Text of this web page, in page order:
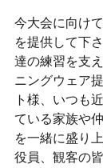
今大会に向け
を提供して下
達の練習を支
ニングウェア
ト様、いつも
ている家族や
を一緒に盛り
役員、観客の